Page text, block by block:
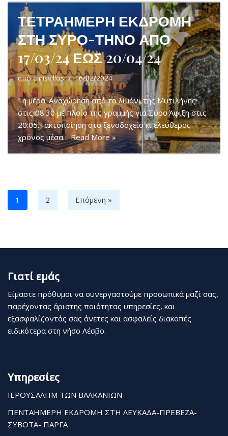
ΤΕΤΡΑΗΜΕΡΗ ΕΚΔΡΟΜΗ
ΣΤΗ ΣΥΡΟ-ΤΗΝΟ ΑΠΟ
17/03/24 ΕΩΣ 20/04/24
απόchrisvillos 16/02/2024
1η μέρα: Αναχώρηση από το λιμάνι της Μυτιλήνης
στις 08:30 με πλοίο της γραμμής για Σύρο.Άφιξη στις
20:05.Τακτοποίηση στο ξενοδοχείο κι ελεύθερος
χρόνος μέσα…Read More »
1 2 Επόμενη »
Γιατί εμάς
Είμαστε πρόθυμοι να συνεργαστούμε προσωπικά μαζί σας,
παρέχοντας άριστης ποιότητας υπηρεσίες, και
εξασφαλίζοντάς σας άνετες και ασφαλείς διακοπές
ειδικότερα στη νήσο Λέσβο.
Υπηρεσίες
ΙΕΡΟΥΣΑΛΗΜ ΤΩΝ ΒΑΛΚΑΝΙΩΝ
ΠΕΝΤΑΗΜΕΡΗ ΕΚΔΡΟΜΗ ΣΤΗ ΛΕΥΚΑΔΑ-ΠΡΕΒΕΖΑ-
ΣΥΒΟΤΑ- ΠΑΡΓΑ